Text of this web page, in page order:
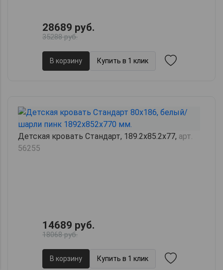
28689 руб.
35288 руб.
В корзину Купить в 1 клик
Детская кровать Стандарт, 189.2х85.2х77, арт.
56255
14689 руб.
18068 руб.
В корзину Купить в 1 клик